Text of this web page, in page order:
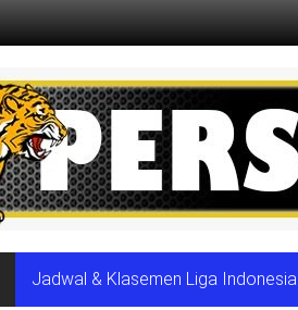
Jadwal & Klasemen Liga Indonesia